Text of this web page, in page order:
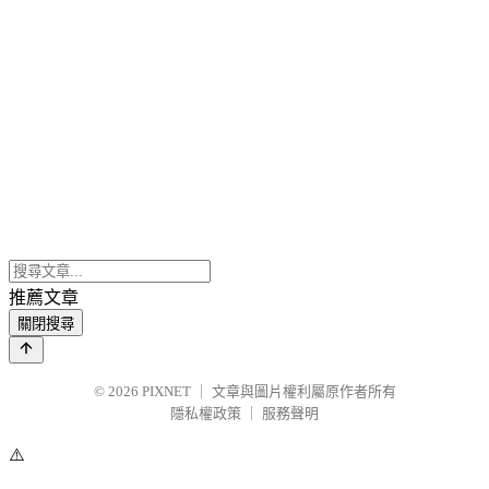
推薦文章
關閉搜尋
© 2026 PIXNET
文章與圖片權利屬原作者所有
隱私權政策
服務聲明
⚠️